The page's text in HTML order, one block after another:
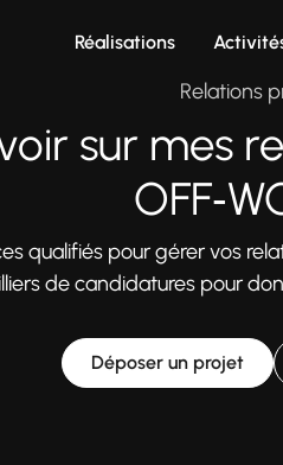
Réalisations
Relations
sur mes
qualifiés pour gérer vos
de candidatures pour
Déposer un projet